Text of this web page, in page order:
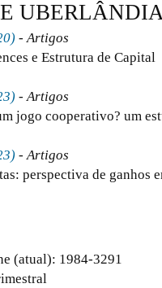
- Artigos
e Estrutura de Capital
- Artigos
jogo cooperativo? um
- Artigos
perspectiva de ganhos
(atual): 1984-3291